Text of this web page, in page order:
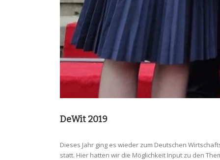
DeWit 2019
Dieses Jahr ging es wieder zum Deutschen
statt. Hier hatten wir die Möglichkeit Input zu den